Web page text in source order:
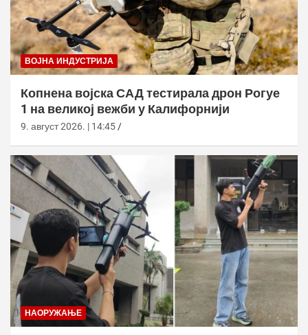
ВОЈНА ИНДУСТРИЈА
Копнена војска САД тестирала дрон Рогуе
1 на великој вежби у Калифорнији
9. август 2026. | 14:45
НАОРУЖАЊЕ